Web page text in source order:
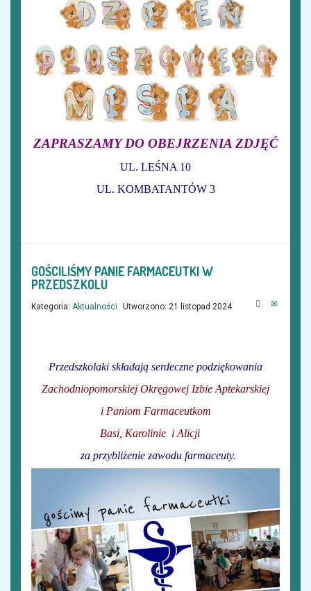
ZAPRASZAMY DO OBEJRZENIA ZDJĘĆ
UL. LEŚNA 10
UL. KOMBATANTÓW 3
GOŚCILIŚMY PANIE FARMACEUTKI W
PRZEDSZKOLU
Kategoria: Aktualności Utworzono: 21 listopad 2024
Przedszkolaki składają serdeczne podziękowania
Zachodniopomorskiej Okręgowej Izbie Aptekarskiej
i Paniom Farmaceutkom
Basi, Karolinie i Alicji
za przybliżenie zawodu farmaceuty.